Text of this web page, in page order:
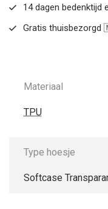
14 dagen bedenktijd
Gratis
Materiaal
TPU
Type hoesje
Softcase